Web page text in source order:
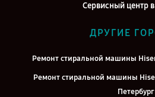
Сервисный центр
ДРУГИЕ
Ремонт стиральной машины
Ремонт стиральной машины
Петербург